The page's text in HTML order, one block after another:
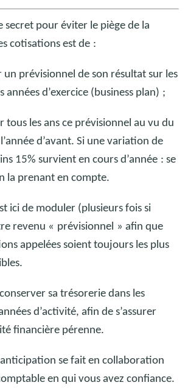
secret pour éviter le piège de la
cotisations est de :
un prévisionnel de son résultat sur les
années d’exercice (business plan) ;
tous les ans ce prévisionnel au vu du
d’avant. Si une variation de
15% survient en cours d’année : se
la prenant en compte.
ici de moduler (plusieurs fois si
revenu « prévisionnel » afin que
appelées soient toujours les plus
sa trésorerie dans les
d’activité, afin de s’assurer
financière pérenne.
se fait en collaboration
en qui vous avez confiance.